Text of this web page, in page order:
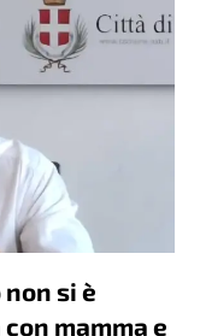
si è
mamma e